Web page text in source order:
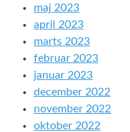
maj 2023
april 2023
marts 2023
februar 2023
januar 2023
december 2022
november 2022
oktober 2022